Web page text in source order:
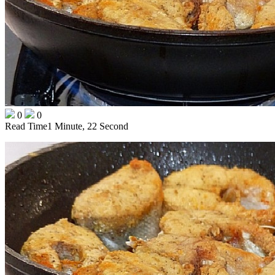
0
0
Read Time1 Minute, 22 Second